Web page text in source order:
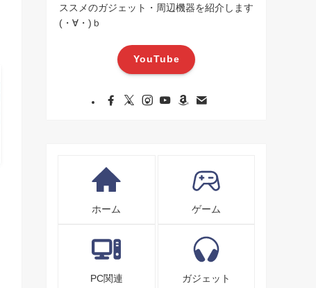
ススメのガジェット・周辺機器を紹介します
(・∀・)ｂ
YouTube
ホーム ゲーム
PC関連 ガジェット